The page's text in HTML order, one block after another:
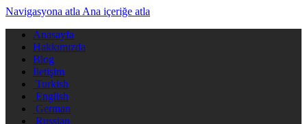
Navigasyona atla Ana içeriğe atla
Anasayfa
Hakkımızda
Blog
İletişim
Turkish
English
German
Russian